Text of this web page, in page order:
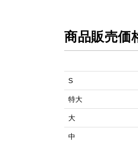
商品販売価
S
特大
大
中